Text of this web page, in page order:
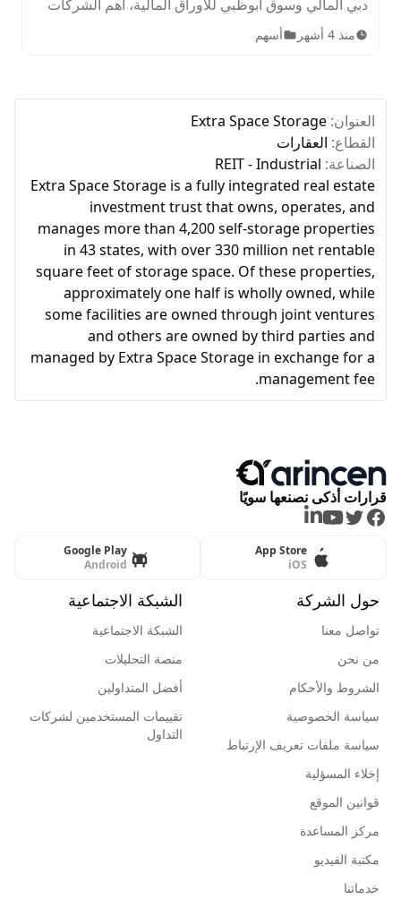
دبي المالي وسوق أبوظبي للأوراق المالية، أهم الشركات
المدرجة، الأصول المتاحة، ساعات التداول، وخطوات
الاستثمار للمبتدئين.
منذ 4 أشهر أسهم
العنوان: Extra Space Storage
القطاع: العقارات
الصناعة: REIT - Industrial
Extra Space Storage is a fully integrated real estate
investment trust that owns, operates, and
manages more than 4,200 self-storage properties
in 43 states, with over 330 million net rentable
square feet of storage space. Of these properties,
approximately one half is wholly owned, while
some facilities are owned through joint ventures
and others are owned by third parties and
managed by Extra Space Storage in exchange for a
management fee.
قرارات أذكى نصنعها سويًا
Facebook
Twitter
Youtube
LinkedIn
App Store
iOS
Google Play
Android
حول الشركة
تواصل معنا
من نحن
الشروط والأحكام
سياسة الخصوصية
سياسة ملفات تعريف الإرتباط
إخلاء المسؤلية
قوانين الموقع
مركز المساعدة
مكتبة الفيديو
خدماتنا
الشبكة الاجتماعية
الشبكة الاجتماعية
منصة التحليلات
أفضل المتداولين
تقييمات المستخدمين لشركات
التداول